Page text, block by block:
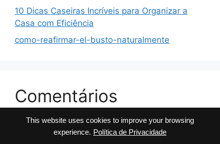
This website uses cookies to improve your browsing
experience. Política de Privacidade
10 Dicas Caseiras Incríveis para Organizar a
Casa com Eficiência
como-reafirmar-el-busto-naturalmente
Comentários
No comments to show.